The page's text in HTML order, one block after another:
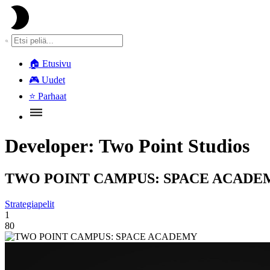
🏠 Etusivu
🎮 Uudet
⭐ Parhaat
Developer: Two Point Studios
TWO POINT CAMPUS: SPACE
Strategiapelit
1
80